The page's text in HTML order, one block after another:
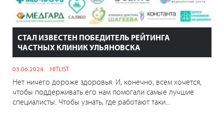
СТАЛ ИЗВЕСТЕН ПОБЕДИТЕЛЬ РЕЙТИНГА
ЧАСТНЫХ КЛИНИК УЛЬЯНОВСКА
03.06.2024 HITLIST
Нет ничего дороже здоровья. И, конечно, всем хочется,
чтобы поддерживать его нам помогали самые лучшие
специалисты. Чтобы узнать, где работают таки...